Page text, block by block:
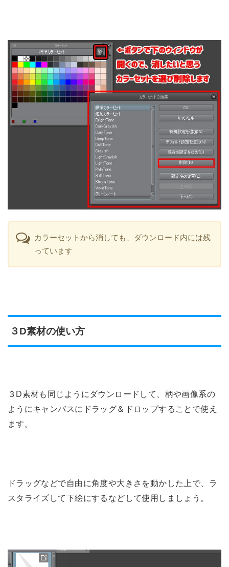
カラーセットから消しても、ダウンロード内には残
っています
３D素材の使い方
３D素材も同じようにダウンロードして、柄や画像系の
ようにキャンバスにドラッグ＆ドロップすることで使え
ます。
ドラッグなどで自由に角度や大きさを動かした上で、ラ
スタライズして下絵にするなどして使用しましょう。